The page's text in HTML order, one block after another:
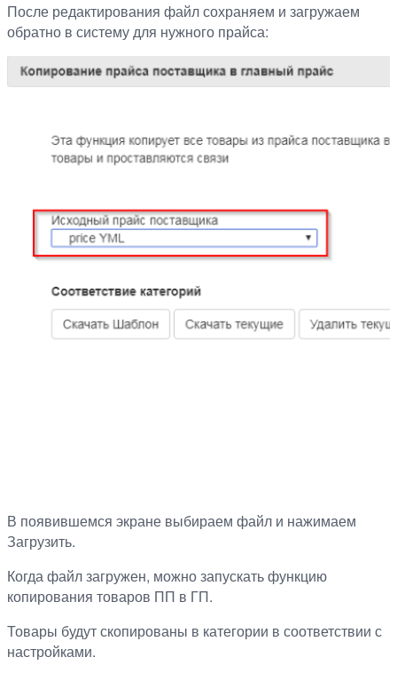
После редактирования файл сохраняем и загружаем
обратно в систему для нужного прайса:
В появившемся экране выбираем файл и нажимаем
Загрузить.
Когда файл загружен, можно запускать функцию
копирования товаров ПП в ГП.
Товары будут скопированы в категории в соответствии с
настройками.